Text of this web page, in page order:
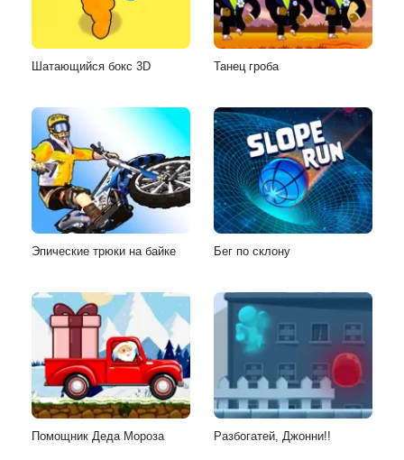
Шатающийся бокс 3D Танец гроба
Эпические трюки на байке Бег по склону
Помощник Деда Мороза Разбогатей, Джонни!!